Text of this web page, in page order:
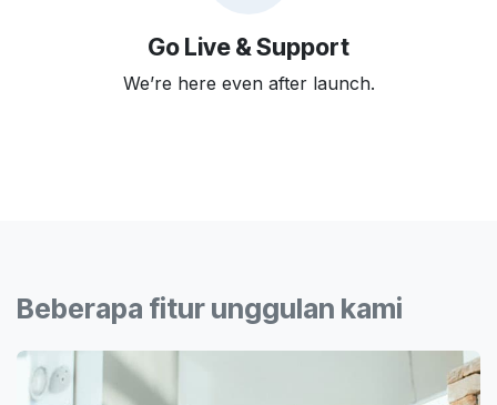
Go Live & Support
We’re here even after launch.
Beberapa fitur unggulan kami